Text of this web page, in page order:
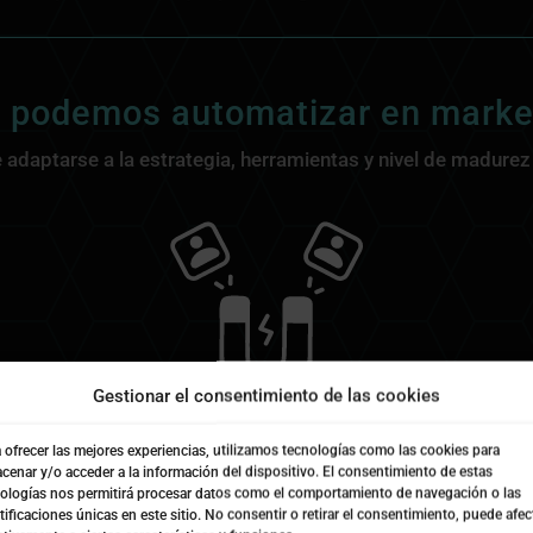
Gestionar el consentimiento de las cookies
ofrecer las mejores experiencias, utilizamos tecnologías como las cookies para
y/o acceder a la información del dispositivo. El consentimiento de estas
nos permitirá procesar datos como el comportamiento de navegación o las
únicas en este sitio. No consentir o retirar el consentimiento, puede
podemos automatizar en
a la estrategia, herramientas y nivel de
Captación y gestión de leads
desde formularios, campañas, landing pages,